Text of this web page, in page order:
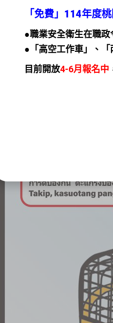
「免費」114年度
●職業安全衛生在職
●「高空工作車」、「
目前開放4-6月報名中